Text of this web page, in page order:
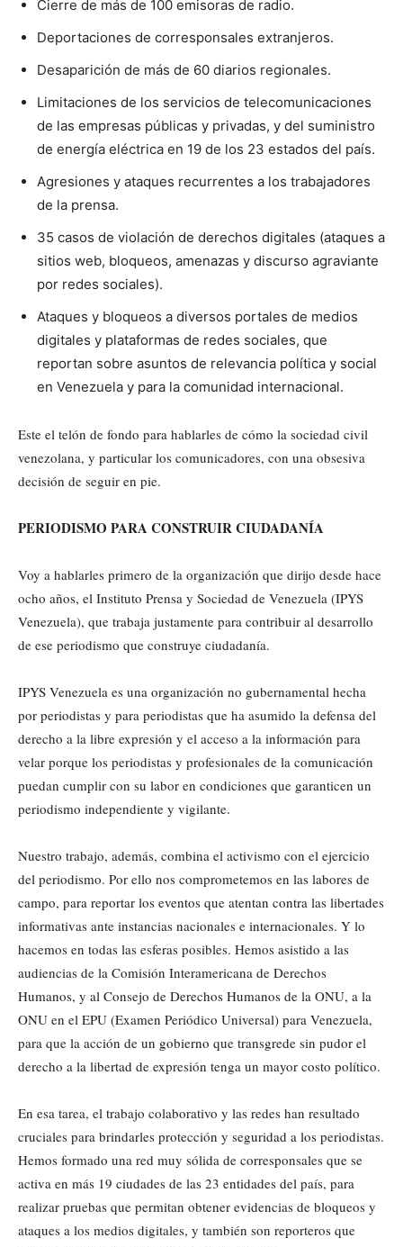
Cierre de más de 100 emisoras de radio.
Deportaciones de corresponsales extranjeros.
Desaparición de más de 60 diarios regionales.
Limitaciones de los servicios de telecomunicaciones
de las empresas públicas y privadas, y del suministro
de energía eléctrica en 19 de los 23 estados del país.
Agresiones y ataques recurrentes a los trabajadores
de la prensa.
35 casos de violación de derechos digitales (ataques a
sitios web, bloqueos, amenazas y discurso agraviante
por redes sociales).
Ataques y bloqueos a diversos portales de medios
digitales y plataformas de redes sociales, que
reportan sobre asuntos de relevancia política y social
en Venezuela y para la comunidad internacional.
Este el telón de fondo para hablarles de cómo la sociedad civil
venezolana, y particular los comunicadores, con una obsesiva
decisión de seguir en pie.
PERIODISMO PARA CONSTRUIR CIUDADANÍA
Voy a hablarles primero de la organización que dirijo desde hace
ocho años, el Instituto Prensa y Sociedad de Venezuela (IPYS
Venezuela), que trabaja justamente para contribuir al desarrollo
de ese periodismo que construye ciudadanía.
IPYS Venezuela es una organización no gubernamental hecha
por periodistas y para periodistas que ha asumido la defensa del
derecho a la libre expresión y el acceso a la información para
velar porque los periodistas y profesionales de la comunicación
puedan cumplir con su labor en condiciones que garanticen un
periodismo independiente y vigilante.
Nuestro trabajo, además, combina el activismo con el ejercicio
del periodismo. Por ello nos comprometemos en las labores de
campo, para reportar los eventos que atentan contra las libertades
informativas ante instancias nacionales e internacionales. Y lo
hacemos en todas las esferas posibles. Hemos asistido a las
audiencias de la Comisión Interamericana de Derechos
Humanos, y al Consejo de Derechos Humanos de la ONU, a la
ONU en el EPU (Examen Periódico Universal) para Venezuela,
para que la acción de un gobierno que transgrede sin pudor el
derecho a la libertad de expresión tenga un mayor costo político.
En esa tarea, el trabajo colaborativo y las redes han resultado
cruciales para brindarles protección y seguridad a los periodistas.
Hemos formado una red muy sólida de corresponsales que se
activa en más 19 ciudades de las 23 entidades del país, para
realizar pruebas que permitan obtener evidencias de bloqueos y
ataques a los medios digitales, y también son reporteros que